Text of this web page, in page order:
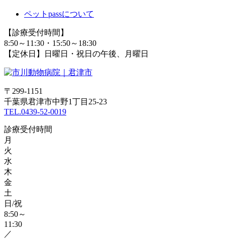
ペットpassについて
【診療受付時間】
8:50～11:30・15:50～18:30
【定休日】日曜日・祝日の午後、月曜日
〒299-1151
千葉県君津市中野1丁目25‐23
TEL.0439-52-0019
診療受付時間
月
火
水
木
金
土
日/祝
8:50～
11:30
／